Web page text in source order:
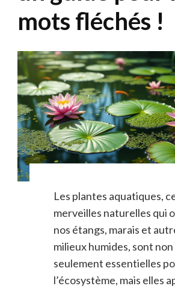
mots fléchés !
Les plantes aquatiques,
merveilles naturelles qui
nos étangs, marais et
milieux humides, sont non
seulement essentielles
l’écosystème, mais elles